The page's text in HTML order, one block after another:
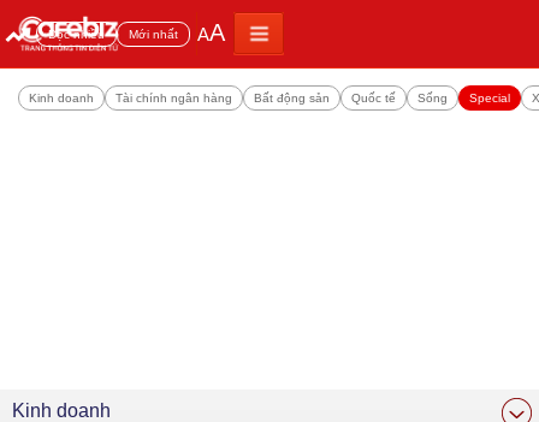
Đọc nhiều Mới nhất AA
Kinh doanh Tài chính ngân hàng Bất động sản Quốc tế Sống Special
Kinh doanh